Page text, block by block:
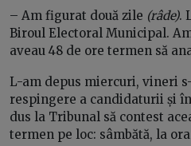
– Am figurat două zile (râde).
Biroul Electoral Municipal.
aveau 48 de ore termen să
L-am depus miercuri, vineri
respingere a candidaturii și
dus la Tribunal să contest
termen pe loc: sâmbătă, la ora